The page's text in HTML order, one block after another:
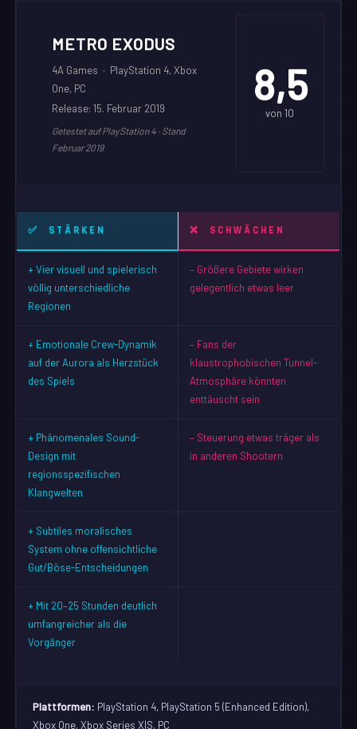
METRO EXODUS
4A Games · PlayStation 4, Xbox
One, PC
Release: 15. Februar 2019
Getestet auf PlayStation 4 · Stand
Februar 2019
8,5
von 10
✅ STÄRKEN ❌ SCHWÄCHEN
+ Vier visuell und spielerisch
völlig unterschiedliche
Regionen
– Größere Gebiete wirken
gelegentlich etwas leer
+ Emotionale Crew-Dynamik
auf der Aurora als Herzstück
des Spiels
– Fans der
klaustrophobischen Tunnel-
Atmosphäre könnten
enttäuscht sein
+ Phänomenales Sound-
Design mit
regionsspezifischen
Klangwelten
– Steuerung etwas träger als
in anderen Shootern
+ Subtiles moralisches
System ohne offensichtliche
Gut/Böse-Entscheidungen
+ Mit 20–25 Stunden deutlich
umfangreicher als die
Vorgänger
Plattformen: PlayStation 4, PlayStation 5 (Enhanced Edition),
Xbox One, Xbox Series X|S, PC